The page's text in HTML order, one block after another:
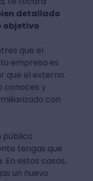
detallado
objetivo.
que el
empresa es
que el externo.
conoces y
con
público
tengas que
En estos casos,
un nuevo